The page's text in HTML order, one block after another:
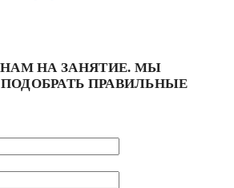
НА ЗАНЯТИЕ. МЫ
ПРАВИЛЬНЫЕ